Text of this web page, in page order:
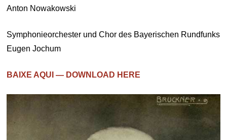
Anton Nowakowski
Symphonieorchester und Chor des Bayerischen Rundfunks
Eugen Jochum
BAIXE AQUI — DOWNLOAD HERE